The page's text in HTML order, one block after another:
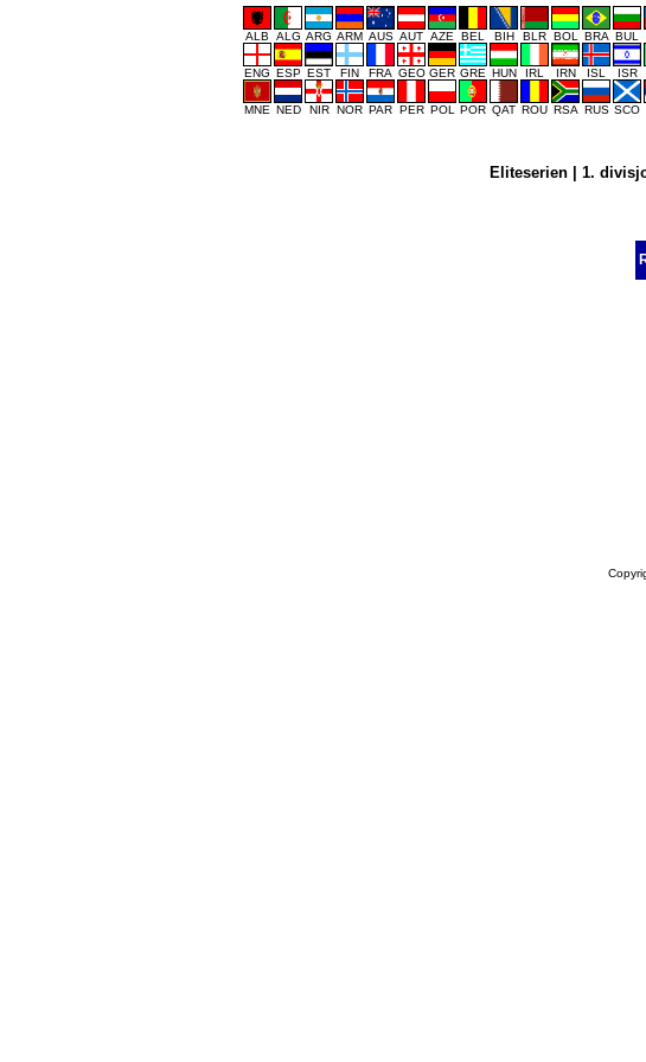
ALB ALG ARG ARM AUS AUT AZE BEL BIH BLR BOL BRA BUL
ENG ESP EST FIN FRA GEO GER GRE HUN IRL IRN ISL ISR
MNE NED NIR NOR PAR PER POL POR QAT ROU RSA RUS SCO
Eliteserien 1.